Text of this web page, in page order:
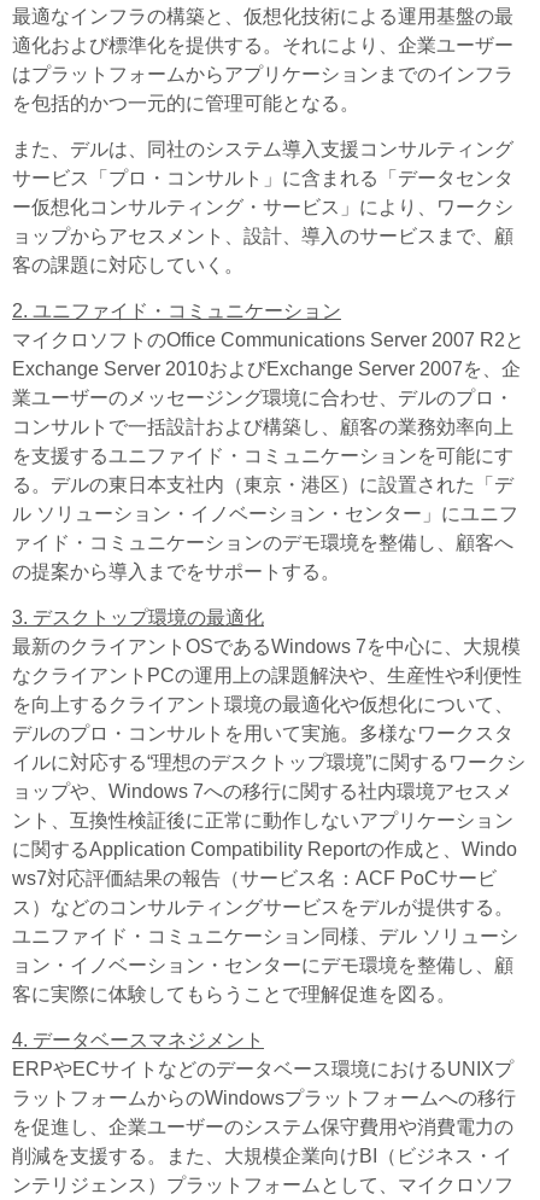
最適なインフラの構築と、仮想化技術による運用基盤の最
適化および標準化を提供する。それにより、企業ユーザー
はプラットフォームからアプリケーションまでのインフラ
を包括的かつ一元的に管理可能となる。
また、デルは、同社のシステム導入支援コンサルティング
サービス「プロ・コンサルト」に含まれる「データセンタ
ー仮想化コンサルティング・サービス」により、ワークシ
ョップからアセスメント、設計、導入のサービスまで、顧
客の課題に対応していく。
2. ユニファイド・コミュニケーション
マイクロソフトのOffice Communications Server 2007 R2と
Exchange Server 2010およびExchange Server 2007を、企
業ユーザーのメッセージング環境に合わせ、デルのプロ・
コンサルトで一括設計および構築し、顧客の業務効率向上
を支援するユニファイド・コミュニケーションを可能にす
る。デルの東日本支社内（東京・港区）に設置された「デ
ル ソリューション・イノベーション・センター」にユニフ
ァイド・コミュニケーションのデモ環境を整備し、顧客へ
の提案から導入までをサポートする。
3. デスクトップ環境の最適化
最新のクライアントOSであるWindows 7を中心に、大規模
なクライアントPCの運用上の課題解決や、生産性や利便性
を向上するクライアント環境の最適化や仮想化について、
デルのプロ・コンサルトを用いて実施。多様なワークスタ
イルに対応する“理想のデスクトップ環境”に関するワークシ
ョップや、Windows 7への移行に関する社内環境アセスメ
ント、互換性検証後に正常に動作しないアプリケーション
に関するApplication Compatibility Reportの作成と、Windo
ws7対応評価結果の報告（サービス名：ACF PoCサービ
ス）などのコンサルティングサービスをデルが提供する。
ユニファイド・コミュニケーション同様、デル ソリューシ
ョン・イノベーション・センターにデモ環境を整備し、顧
客に実際に体験してもらうことで理解促進を図る。
4. データベースマネジメント
ERPやECサイトなどのデータベース環境におけるUNIXプ
ラットフォームからのWindowsプラットフォームへの移行
を促進し、企業ユーザーのシステム保守費用や消費電力の
削減を支援する。また、大規模企業向けBI（ビジネス・イ
ンテリジェンス）プラットフォームとして、マイクロソフ